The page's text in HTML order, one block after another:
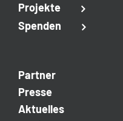
Projekte
Spenden
Partner
Presse
Aktuelles